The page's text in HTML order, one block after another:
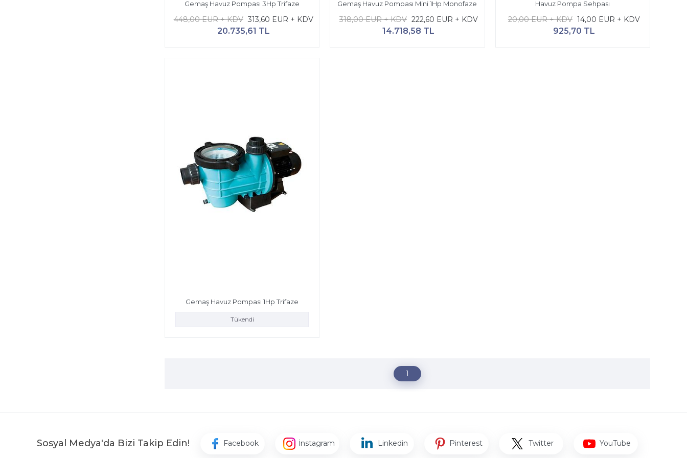
Gemaş Havuz Pompası 3Hp Trifaze
448,00 EUR + KDV 313,60 EUR + KDV
20.735,61 TL
Gemaş Havuz Pompası Mini 1Hp Monofaze
318,00 EUR + KDV 222,60 EUR + KDV
14.718,58 TL
Havuz Pompa Sehpası
20,00 EUR + KDV 14,00 EUR + KDV
925,70 TL
Gemaş Havuz Pompası 1Hp Trifaze
Tükendi
1
Sosyal Medya'da Bizi Takip Edin! Facebook İnstagram Linkedin Pinterest Twitter YouTube